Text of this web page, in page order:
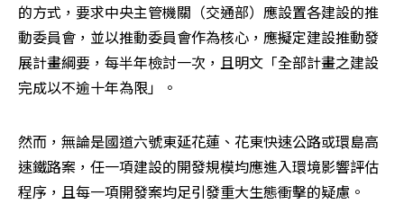
的方式，要求中央主管機關（交通部）應設置各建設的推
動委員會，並以推動委員會作為核心，應擬定建設推動發
展計畫綱要，每半年檢討一次，且明文「全部計畫之建設
完成以不逾十年為限」。
然而，無論是國道六號東延花蓮、花東快速公路或環島高
速鐵路案，任一項建設的開發規模均應進入環境影響評估
程序，且每一項開發案均足引發重大生態衝擊的疑慮。